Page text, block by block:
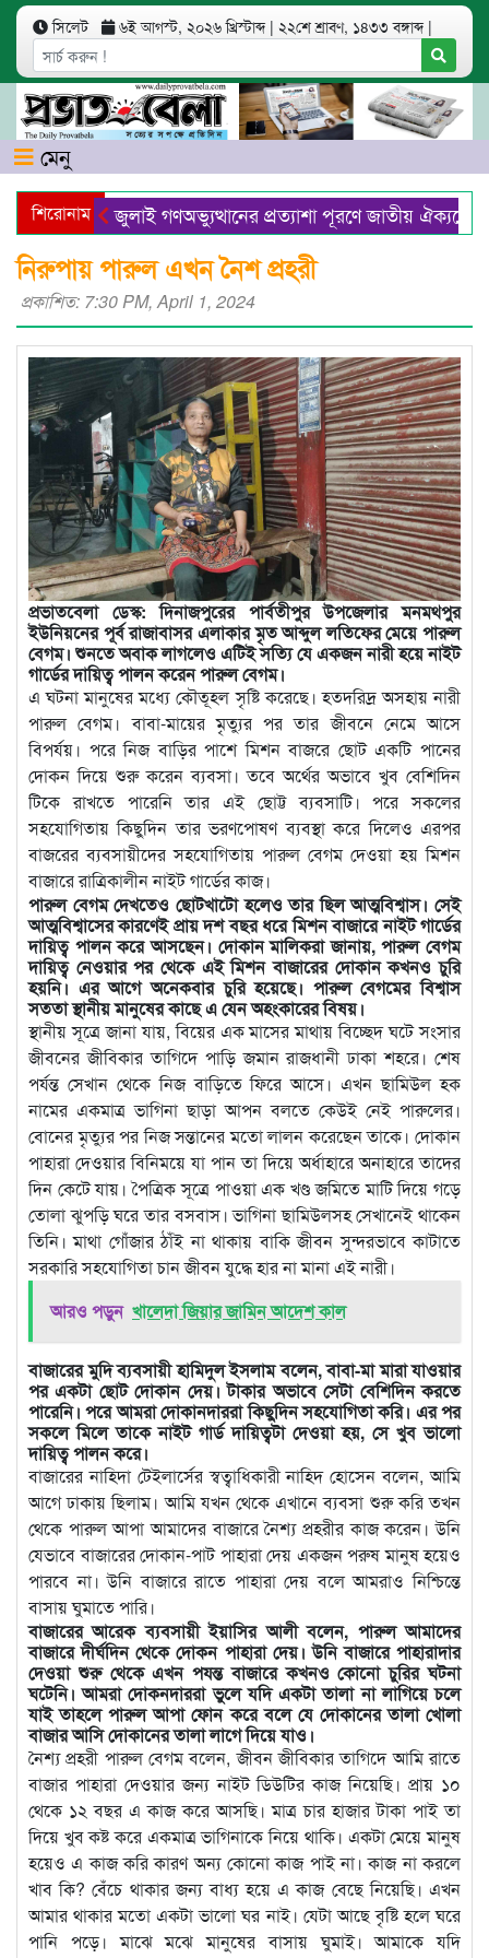
সিলেট ৬ই আগস্ট, ২০২৬ খ্রিস্টাব্দ | ২২শে শ্রাবণ, ১৪৩৩ বঙ্গাব্দ |
মেনু
শিরোনামজুলাই গণঅভ্যুত্থানের প্রত্যাশা পূরণে জাতীয় ঐক্যকে
সুরঞ্জিত হত্যাচেষ্টা মামলায় আরিফ-বাবর-গৌছসহ
নিরুপায় পারুল এখন নৈশ প্রহরী
প্রকাশিত: 7:30 PM, April 1, 2024
প্রভাতবেলা ডেস্ক: দিনাজপুরের পার্বতীপুর উপজেলার মনমথপুর
ইউনিয়নের পূর্ব রাজাবাসর এলাকার মৃত আব্দুল লতিফের মেয়ে পারুল
বেগম। শুনতে অবাক লাগলেও এটিই সত্যি যে একজন নারী হয়ে নাইট
গার্ডের দায়িত্ব পালন করেন পারুল বেগম।
এ ঘটনা মানুষের মধ্যে কৌতূহল সৃষ্টি করেছে। হতদরিদ্র অসহায় নারী
পারুল বেগম। বাবা-মায়ের মৃত্যুর পর তার জীবনে নেমে আসে
বিপর্যয়। পরে নিজ বাড়ির পাশে মিশন বাজরে ছোট একটি পানের
দোকন দিয়ে শুরু করেন ব্যবসা। তবে অর্থের অভাবে খুব বেশিদিন
টিকে রাখতে পারেনি তার এই ছোট্ট ব্যবসাটি। পরে সকলের
সহযোগিতায় কিছুদিন তার ভরণপোষণ ব্যবস্থা করে দিলেও এরপর
বাজরের ব্যবসায়ীদের সহযোগিতায় পারুল বেগম দেওয়া হয় মিশন
বাজারে রাত্রিকালীন নাইট গার্ডের কাজ।
পারুল বেগম দেখতেও ছোটখাটো হলেও তার ছিল আত্মবিশ্বাস। সেই
আত্মবিশ্বাসের কারণেই প্রায় দশ বছর ধরে মিশন বাজারে নাইট গার্ডের
দায়িত্ব পালন করে আসছেন। দোকান মালিকরা জানায়, পারুল বেগম
দায়িত্ব নেওয়ার পর থেকে এই মিশন বাজারের দোকান কখনও চুরি
হয়নি। এর আগে অনেকবার চুরি হয়েছে। পারুল বেগমের বিশ্বাস
সততা স্থানীয় মানুষের কাছে এ যেন অহংকারের বিষয়।
স্থানীয় সূত্রে জানা যায়, বিয়ের এক মাসের মাথায় বিচ্ছেদ ঘটে সংসার
জীবনের জীবিকার তাগিদে পাড়ি জমান রাজধানী ঢাকা শহরে। শেষ
পর্যন্ত সেখান থেকে নিজ বাড়িতে ফিরে আসে। এখন ছামিউল হক
নামের একমাত্র ভাগিনা ছাড়া আপন বলতে কেউই নেই পারুলের।
বোনের মৃত্যুর পর নিজ সন্তানের মতো লালন করেছেন তাকে। দোকান
পাহারা দেওয়ার বিনিময়ে যা পান তা দিয়ে অর্ধাহারে অনাহারে তাদের
দিন কেটে যায়। পৈত্রিক সূত্রে পাওয়া এক খণ্ড জমিতে মাটি দিয়ে গড়ে
তোলা ঝুপড়ি ঘরে তার বসবাস। ভাগিনা ছামিউলসহ সেখানেই থাকেন
তিনি। মাথা গোঁজার ঠাঁই না থাকায় বাকি জীবন সুন্দরভাবে কাটাতে
সরকারি সহযোগিতা চান জীবন যুদ্ধে হার না মানা এই নারী।
আরও পড়ুন খালেদা জিয়ার জামিন আদেশ কাল
বাজারের মুদি ব্যবসায়ী হামিদুল ইসলাম বলেন, বাবা-মা মারা যাওয়ার
পর একটা ছোট দোকান দেয়। টাকার অভাবে সেটা বেশিদিন করতে
পারেনি। পরে আমরা দোকানদাররা কিছুদিন সহযোগিতা করি। এর পর
সকলে মিলে তাকে নাইট গার্ড দায়িত্বটা দেওয়া হয়, সে খুব ভালো
দায়িত্ব পালন করে।
বাজারের নাহিদা টেইলার্সের স্বত্বাধিকারী নাহিদ হোসেন বলেন, আমি
আগে ঢাকায় ছিলাম। আমি যখন থেকে এখানে ব্যবসা শুরু করি তখন
থেকে পারুল আপা আমাদের বাজারে নৈশ্য প্রহরীর কাজ করেন। উনি
যেভাবে বাজারের দোকান-পাট পাহারা দেয় একজন পরুষ মানুষ হয়েও
পারবে না। উনি বাজারে রাতে পাহারা দেয় বলে আমরাও নিশ্চিন্তে
বাসায় ঘুমাতে পারি।
বাজারের আরেক ব্যবসায়ী ইয়াসির আলী বলেন, পারুল আমাদের
বাজারে দীর্ঘদিন থেকে দোকন পাহারা দেয়। উনি বাজারে পাহারাদার
দেওয়া শুরু থেকে এখন পযন্ত বাজারে কখনও কোনো চুরির ঘটনা
ঘটেনি। আমরা দোকনদাররা ভুলে যদি একটা তালা না লাগিয়ে চলে
যাই তাহলে পারুল আপা ফোন করে বলে যে দোকানের তালা খোলা
বাজার আসি দোকানের তালা লাগে দিয়ে যাও।
নৈশ্য প্রহরী পারুল বেগম বলেন, জীবন জীবিকার তাগিদে আমি রাতে
বাজার পাহারা দেওয়ার জন্য নাইট ডিউটির কাজ নিয়েছি। প্রায় ১০
থেকে ১২ বছর এ কাজ করে আসছি। মাত্র চার হাজার টাকা পাই তা
দিয়ে খুব কষ্ট করে একমাত্র ভাগিনাকে নিয়ে থাকি। একটা মেয়ে মানুষ
হয়েও এ কাজ করি কারণ অন্য কোনো কাজ পাই না। কাজ না করলে
খাব কি? বেঁচে থাকার জন্য বাধ্য হয়ে এ কাজ বেছে নিয়েছি। এখন
আমার থাকার মতো একটা ভালো ঘর নাই। যেটা আছে বৃষ্টি হলে ঘরে
পানি পড়ে। মাঝে মঝে মানুষের বাসায় ঘুমাই। আমাকে যদি